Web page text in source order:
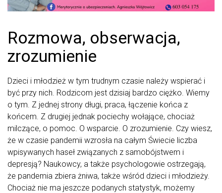
Rozmowa, obserwacja,
zrozumienie
Dzieci i młodzież w tym trudnym czasie należy wspierać i
być przy nich. Rodzicom jest dzisiaj bardzo ciężko. Wiemy
o tym. Z jednej strony długi, praca, łączenie końca z
końcem. Z drugiej jednak pociechy wołające, chociaż
milczące, o pomoc. O wsparcie. O zrozumienie. Czy wiesz,
że w czasie pandemii wzrosła na całym Świecie liczba
wpisywanych haseł związanych z samobójstwem i
depresją? Naukowcy, a także psychologowie ostrzegają,
że pandemia zbiera żniwa, także wśród dzieci i młodzieży.
Chociaż nie ma jeszcze podanych statystyk, możemy